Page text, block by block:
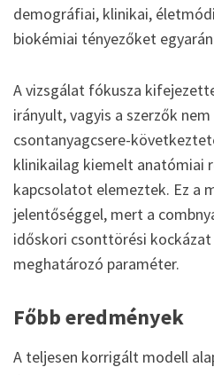
demográfiai, klinikai,
biokémiai tényezőket
A vizsgálat fókusza
irányult, vagyis a szerzők
csontanyagcsere-
klinikailag kiemelt anatómiai
kapcsolatot elemeztek. Ez a
jelentőséggel, mert a
időskori csonttörési
meghatározó paraméter.
Főbb eredmények
A teljesen korrigált modell